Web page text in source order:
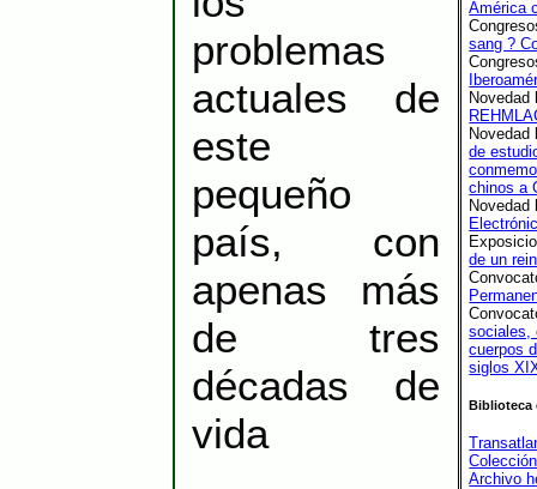
América
sang ?
Novedad
Novedad
de
chinos a
Novedad
de un
sociales,
cuerpos
siglos
Biblioteca
Archivo
problemas
actuales de
este
pequeño
país, con
apenas más
de tres
décadas de
vida